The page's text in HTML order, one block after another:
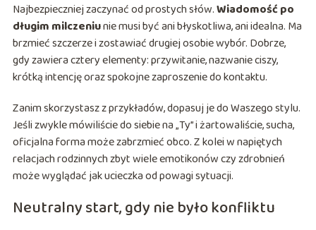
Najbezpieczniej zaczynać od prostych słów.Wiadomość po
długim milczeniunie musi być ani błyskotliwa, ani idealna. Ma
brzmieć szczerze i zostawiać drugiej osobie wybór. Dobrze,
gdy zawiera cztery elementy: przywitanie, nazwanie ciszy,
krótką intencję oraz spokojne zaproszenie do kontaktu.
Zanim skorzystasz z przykładów, dopasuj je do Waszego stylu.
Jeśli zwykle mówiliście do siebie na „Ty” i żartowaliście, sucha,
oficjalna forma może zabrzmieć obco. Z kolei w napiętych
relacjach rodzinnych zbyt wiele emotikonów czy zdrobnień
może wyglądać jak ucieczka od powagi sytuacji.
Neutralny start, gdy nie było konfliktu